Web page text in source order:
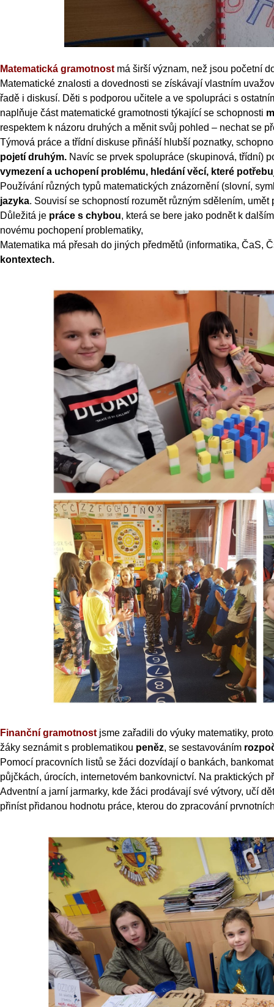
Matematická gramotnost má širší význam, než jsou početní
Matematické znalosti a dovednosti se získávají vlastním
řadě i diskusí. Děti s podporou učitele a ve spolupráci s
naplňuje část matematické gramotnosti týkající se schopnosti
respektem k názoru druhých a měnit svůj pohled – nechat se
Týmová práce a třídní diskuse přináší hlubší poznatky,
pojetí druhým. Navíc se prvek spolupráce (skupinová, třídní)
vymezení a uchopení problému, hledání věcí, které
Používání různých typů matematických znázornění (slovní,
jazyka. Souvisí se schopností rozumět různým sdělením,
Důležitá je práce s chybou, která se bere jako podnět k
novému pochopení problematiky,
Matematika má přesah do jiných předmětů (informatika, ČaS,
kontextech.
Finanční gramotnost jsme zařadili do výuky matematiky,
žáky seznámit s problematikou peněz, se sestavováním
Pomocí pracovních listů se žáci dozvídají o bankách,
půjčkách, úrocích, internetovém bankovnictví. Na praktických
Adventní a jarní jarmarky, kde žáci prodávají své výtvory, učí
přiníst přidanou hodnotu práce, kterou do zpracování